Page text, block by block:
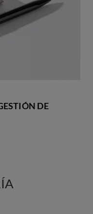
DE